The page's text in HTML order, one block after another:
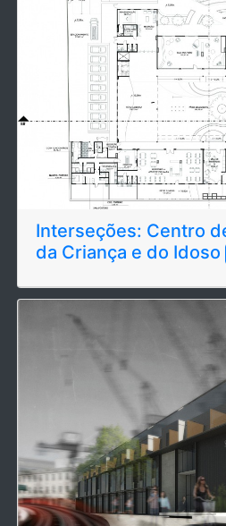
Interseções: Centro
da Criança e do Idoso